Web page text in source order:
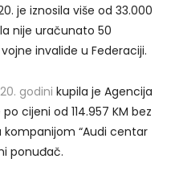
je iznosila više od 33.000
nije uračunato 50
invalide u Federaciji.
godini kupila je Agencija
cijeni od 114.957 KM bez
kompanijom “Audi centar
ponuđač.